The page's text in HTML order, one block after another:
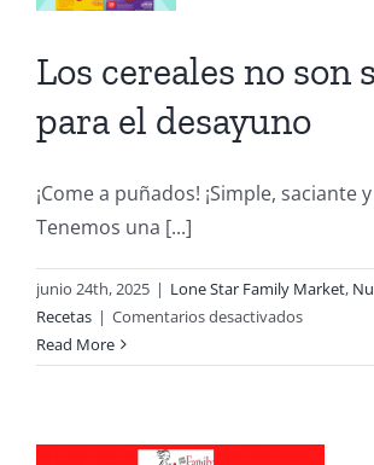
Los cereales no son
para el desayuno
¡Come a puñados! ¡Simple, saciante
Tenemos una [...]
junio 24th, 2025 | Lone Star Family Market,
Recetas | Comentarios desactivadosen
cereales
Read More